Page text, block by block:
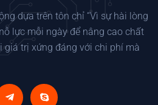
dựa trên tôn chỉ “Vì sự hài lòng
lực mỗi ngày để nâng cao chất
giá trị xứng đáng với chi phí mà